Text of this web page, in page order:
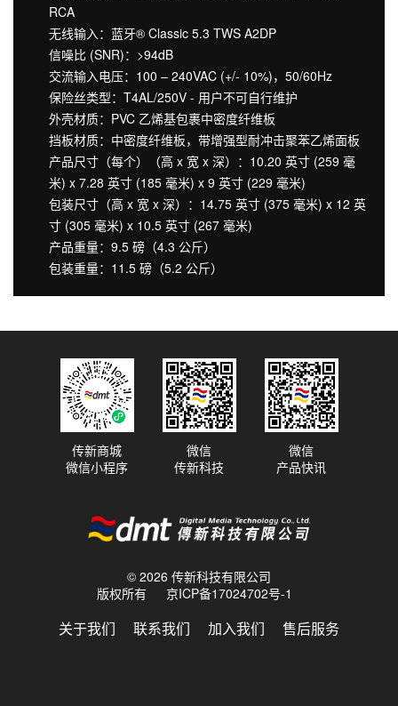
RCA
无线输入：蓝牙® Classic 5.3 TWS A2DP
信噪比 (SNR)：>94dB
交流输入电压：100 – 240VAC (+/- 10%)，50/60Hz
保险丝类型：T4AL/250V - 用户不可自行维护
外壳材质：PVC 乙烯基包裹中密度纤维板
挡板材质：中密度纤维板，带增强型耐冲击聚苯乙烯面板
产品尺寸（每个）（高 x 宽 x 深）：10.20 英寸 (259 毫
米) x 7.28 英寸 (185 毫米) x 9 英寸 (229 毫米)
包装尺寸（高 x 宽 x 深）：14.75 英寸 (375 毫米) x 12 英
寸 (305 毫米) x 10.5 英寸 (267 毫米)
产品重量：9.5 磅（4.3 公斤）
包装重量：11.5 磅（5.2 公斤）
© 2026 传新科技有限公司
版权所有
京ICP备17024702号-1
关于我们 联系我们 加入我们 售后服务
传新商城
微信小程序
微信
传新科技
微信
产品快讯